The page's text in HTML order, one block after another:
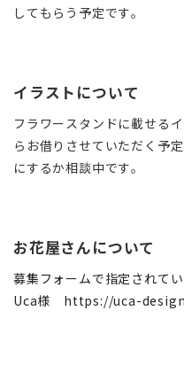
してもらう予定です。
イラストについて
フラワースタンドに載せる
らお借りさせていただく予
にするか相談中です。
お花屋さんについて
募集フォームで指定されてい
Uca様 https://uca-